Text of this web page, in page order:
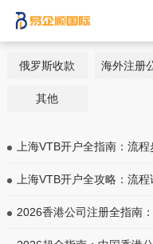
俄罗斯收款 海外注册
其他
上海VTB开户全指南：流
上海VTB开户全攻略：流
2026香港公司注册全指南